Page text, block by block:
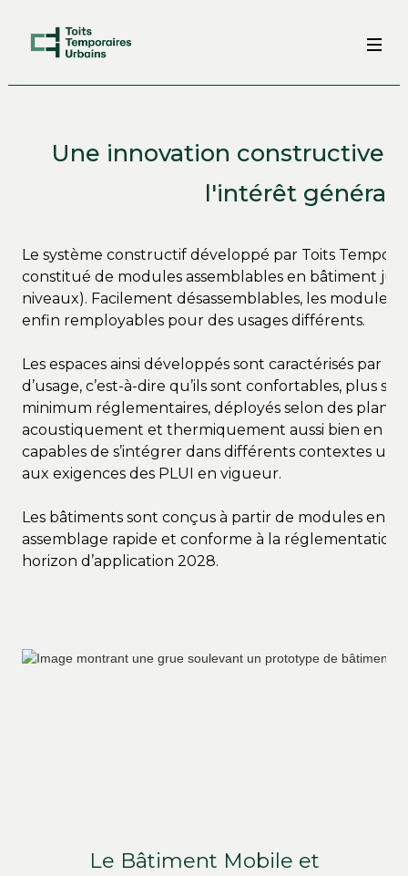
Une innovation constructive
l'intérêt général
Le système constructif développé par Toits
constitué de modules assemblables en bâtiment
niveaux). Facilement désassemblables, les modules
enfin remployables pour des usages différents.
Les espaces ainsi développés sont caractérisés par
d’usage, c’est-à-dire qu’ils sont confortables, plus
minimum réglementaires, déployés selon des plans
acoustiquement et thermiquement aussi bien en
capables de s’intégrer dans différents contextes
aux exigences des PLUI en vigueur.
Les bâtiments sont conçus à partir de modules en
assemblage rapide et conforme à la réglementation
horizon d’application 2028.
Le Bâtiment Mobile et